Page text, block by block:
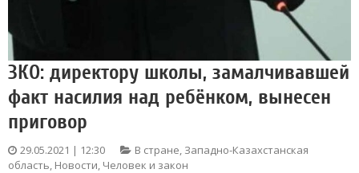
ЗКО: директору школы, замалчивавшей
факт насилия над ребёнком, вынесен
приговор
29.05.2021 | 12:30 В стране, Западно-Казахстанская
область, Новости, Человек и закон